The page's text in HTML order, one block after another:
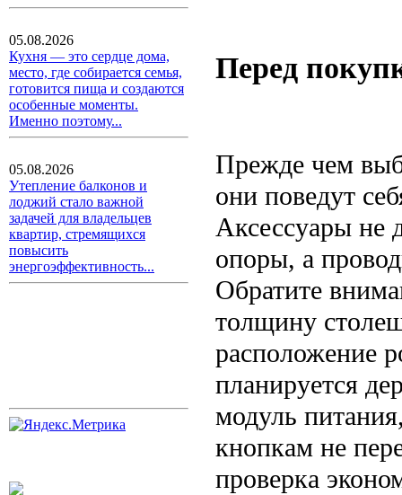
05.08.2026
Кухня — это сердце дома,
место, где собирается семья,
готовится пища и создаются
особенные моменты.
Именно поэтому...
05.08.2026
Утепление балконов и
лоджий стало важной
задачей для владельцев
квартир, стремящихся
повысить
энергоэффективность...
Перед
Прежде чем
они поведут
Аксессуары не
опоры, а
Обратите
толщину
расположение
планируется
модуль
кнопкам не
проверка